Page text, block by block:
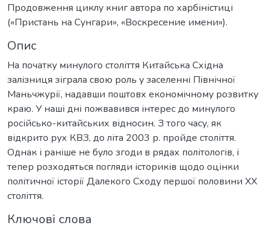
Продовження циклу книг автора по харбіністиці
(«Пристань на Сунгари», «Воскресение имени»).
Опис
На початку минулого століття Китайська Східна
залізниця зіграла свою роль у заселенні Північної
Маньчжурії, надавши поштовх економічному розвитку
краю. У наші дні пожвавився інтерес до минулого
російсько-китайських відносин. З того часу, як
відкрито рух КВЗ, до літа 2003 р. пройде століття.
Однак і раніше не було згоди в рядах політологів, і
тепер розходяться погляди істориків щодо оцінки
політичної історії Далекого Сходу першої половини XX
століття.
Ключові слова